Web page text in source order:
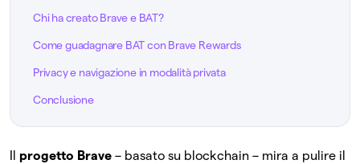
Chi ha creato Brave e BAT?
Come guadagnare BAT con Brave Rewards
Privacy e navigazione in modalità privata
Conclusione
progetto Brave – basato su blockchain – mira a pulire il